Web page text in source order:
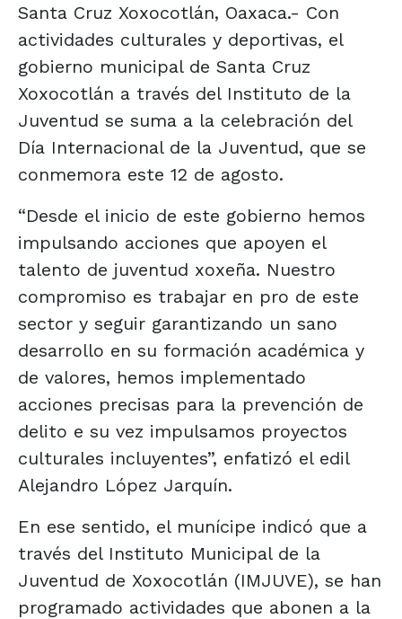
Santa Cruz Xoxocotlán, Oaxaca.- Con
actividades culturales y deportivas, el
gobierno municipal de Santa Cruz
Xoxocotlán a través del Instituto de la
Juventud se suma a la celebración del
Día Internacional de la Juventud, que se
conmemora este 12 de agosto.
“Desde el inicio de este gobierno hemos
impulsando acciones que apoyen el
talento de juventud xoxeña. Nuestro
compromiso es trabajar en pro de este
sector y seguir garantizando un sano
desarrollo en su formación académica y
de valores, hemos implementado
acciones precisas para la prevención de
delito e su vez impulsamos proyectos
culturales incluyentes”, enfatizó el edil
Alejandro López Jarquín.
En ese sentido, el munícipe indicó que a
través del Instituto Municipal de la
Juventud de Xoxocotlán (IMJUVE), se han
programado actividades que abonen a la